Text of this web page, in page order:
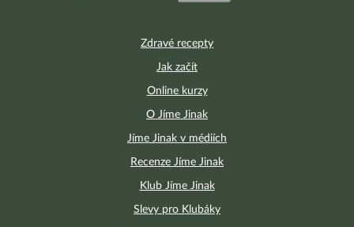
Zdravé recepty
Jak začít
Online kurzy
O Jíme Jinak
Jíme Jinak v médiích
Recenze Jíme Jinak
Klub Jíme Jinak
Slevy pro Klubáky